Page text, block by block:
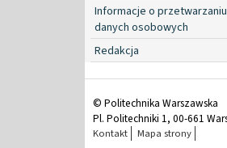
Informacje o przetwarzaniu
danych osobowych
Redakcja
© Politechnika Warszawska
Pl. Politechniki 1, 00-661
Kontakt Mapa strony